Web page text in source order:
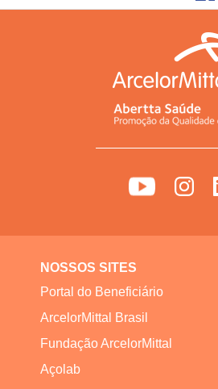
NOSSOS SITES
Portal do Beneficiário
ArcelorMittal Brasil
Fundação ArcelorMittal
Açolab